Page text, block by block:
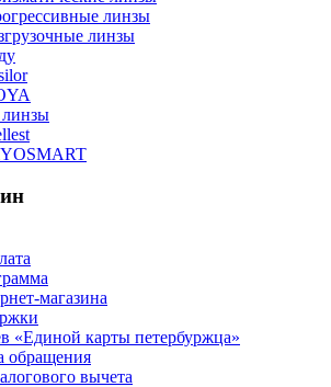
линзы
линзы
линзы
магазина
«Единой карты петербуржца»
обращения
вычета